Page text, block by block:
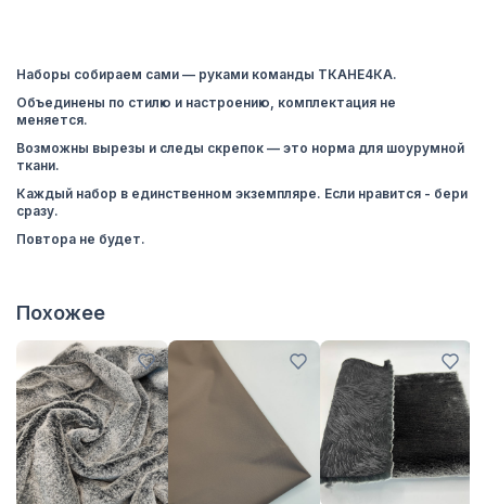
Наборы собираем сами — руками команды ТКАНЕ4КА.
Объединены по стилю и настроению, комплектация не
меняется.
Возможны вырезы и следы скрепок — это норма для шоурумной
ткани.
Каждый набор в единственном экземпляре. Если нравится - бери
сразу.
Повтора не будет.
Похожее